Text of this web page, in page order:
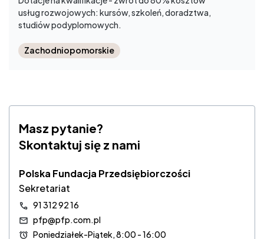
Masz pytanie?
Skontaktuj się z nami
Polska Fundacja Przedsiębiorczości
Sekretariat
91 312 92 16
pfp@pfp.com.pl
Poniedziałek-Piątek, 8:00 - 16:00
usług rozwojowych: kursów, szkoleń, doradztwa,
studiów podyplomowych.
Zachodniopomorskie